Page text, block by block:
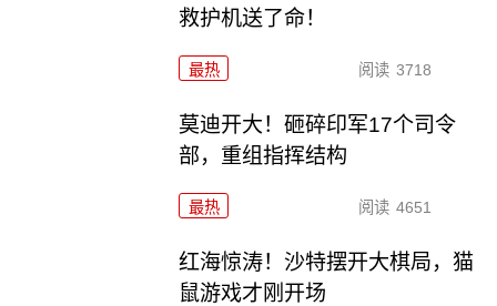
救护机送了命！
最热 阅读 3718
莫迪开大！砸碎印军17个司令
部，重组指挥结构
最热 阅读 4651
红海惊涛！沙特摆开大棋局，猫
鼠游戏才刚开场